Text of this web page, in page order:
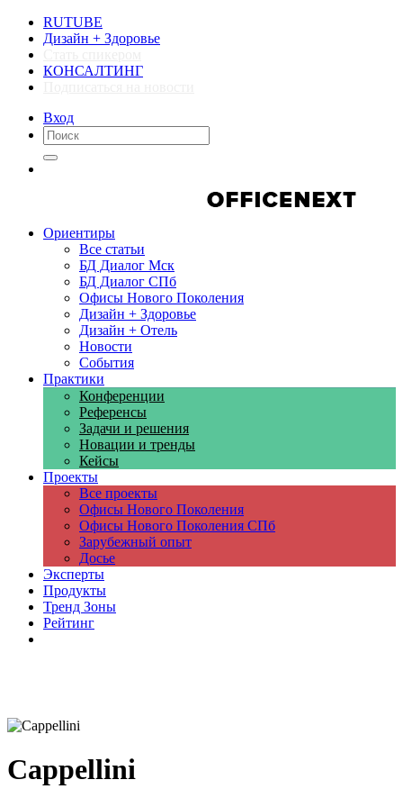
RUTUBE
Дизайн + Здоровье
КОНСАЛТИНГ
Вход
Ориентиры
Все статьи
БД Диалог Мск
БД Диалог СПб
Офисы Нового Поколения
Дизайн + Здоровье
Дизайн + Отель
Новости
События
Практики
Конференции
Референсы
Задачи и решения
Новации и тренды
Кейсы
Проекты
Все проекты
Офисы Нового Поколения
Офисы Нового Поколения СПб
Зарубежный опыт
Досье
Эксперты
Продукты
Тренд Зоны
Рейтинг
Cappellini